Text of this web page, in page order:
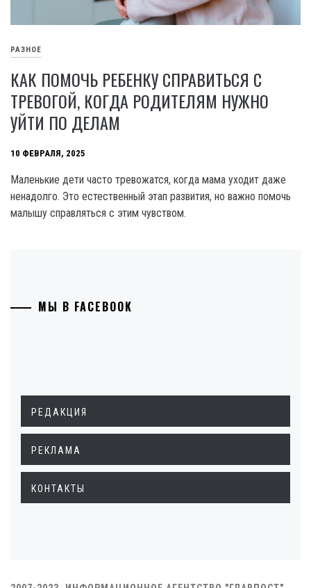
РАЗНОЕ
КАК ПОМОЧЬ РЕБЕНКУ СПРАВИТЬСЯ С
ТРЕВОГОЙ, КОГДА РОДИТЕЛЯМ НУЖНО
УЙТИ ПО ДЕЛАМ
10 ФЕВРАЛЯ, 2025
Маленькие дети часто тревожатся, когда мама уходит даже
ненадолго. Это естественный этап развития, но важно помочь
малышу справляться с этим чувством.
МЫ В FACEBOOK
РЕДАКЦИЯ
РЕКЛАМА
КОНТАКТЫ